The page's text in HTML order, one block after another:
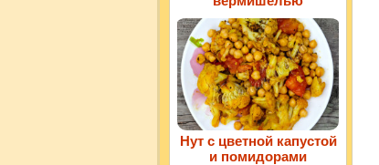
Нут с цветной капустой
и помидорами